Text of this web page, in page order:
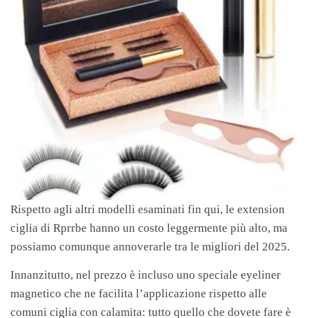
Rispetto agli altri modelli esaminati fin qui, le extension
ciglia di Rprrbe hanno un costo leggermente più alto, ma
possiamo comunque annoverarle tra le migliori del 2025.
Innanzitutto, nel prezzo è incluso uno speciale eyeliner
magnetico che ne facilita l’applicazione rispetto alle
comuni ciglia con calamita: tutto quello che dovete fare è